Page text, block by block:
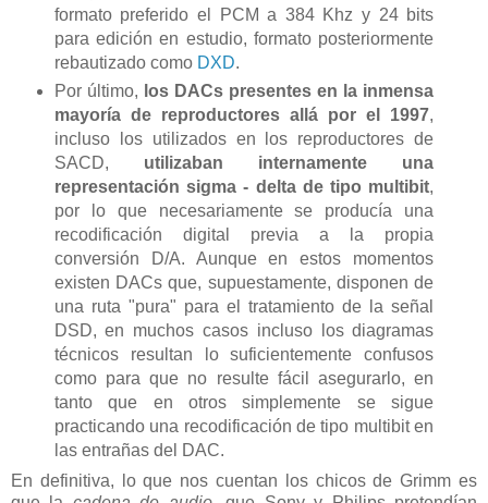
formato preferido el PCM a 384 Khz y 24 bits
para edición en estudio, formato posteriormente
rebautizado como DXD.
Por último, los DACs presentes en la inmensa
mayoría de reproductores allá por el 1997,
incluso los utilizados en los reproductores de
SACD, utilizaban internamente una
representación sigma - delta de tipo multibit,
por lo que necesariamente se producía una
recodificación digital previa a la propia
conversión D/A. Aunque en estos momentos
existen DACs que, supuestamente, disponen de
una ruta "pura" para el tratamiento de la señal
DSD, en muchos casos incluso los diagramas
técnicos resultan lo suficientemente confusos
como para que no resulte fácil asegurarlo, en
tanto que en otros simplemente se sigue
practicando una recodificación de tipo multibit en
las entrañas del DAC.
En definitiva, lo que nos cuentan los chicos de Grimm es